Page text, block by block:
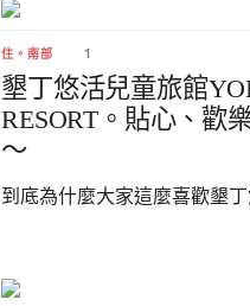
住。南部 1
墾丁悠活兒童旅館
RESORT。貼心、歡
～
到底為什麼大家這麼喜歡墾